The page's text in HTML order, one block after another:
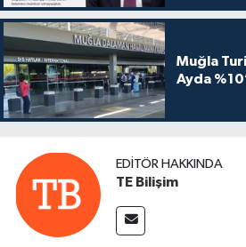
Muğla
Ayda
EDITÖR HAKKINDA
TE Bilişim